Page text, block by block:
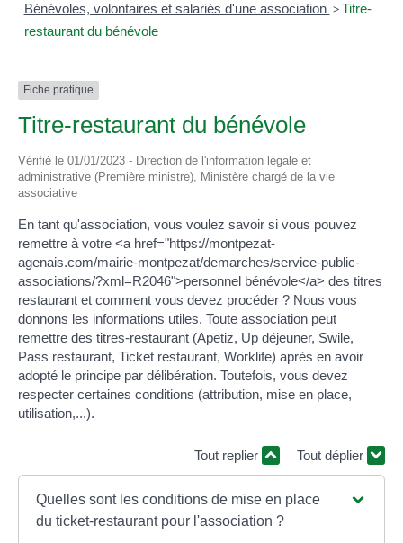
Bénévoles, volontaires et salariés d'une association > Titre-
restaurant du bénévole
Fiche pratique
Titre-restaurant du bénévole
Vérifié le 01/01/2023 - Direction de l'information légale et
administrative (Première ministre), Ministère chargé de la vie
associative
En tant qu'association, vous voulez savoir si vous pouvez
remettre à votre <a href="https://montpezat-
agenais.com/mairie-montpezat/demarches/service-public-
associations/?xml=R2046">personnel bénévole</a> des titres
restaurant et comment vous devez procéder ? Nous vous
donnons les informations utiles. Toute association peut
remettre des titres-restaurant (Apetiz, Up déjeuner, Swile,
Pass restaurant, Ticket restaurant, Worklife) après en avoir
adopté le principe par délibération. Toutefois, vous devez
respecter certaines conditions (attribution, mise en place,
utilisation,...).
Tout replier Tout déplier
Quelles sont les conditions de mise en place
du ticket-restaurant pour l'association ?